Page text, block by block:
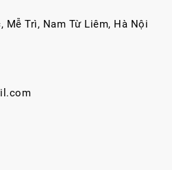
Mễ Trì, Nam Từ Liêm, Hà Nội